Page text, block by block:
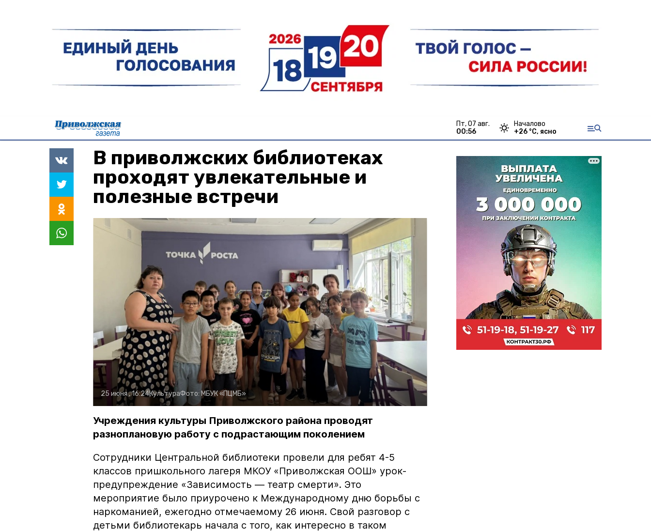
пт, 07 авг.
00:56
Началово
+26 °С, ясно
В приволжских библиотеках
проходят увлекательные и
полезные встречи
25 июня , 16:24КультураФото:МБУК «ПЦМБ»
Учреждения культуры Приволжского района проводят
разноплановую работу с подрастающим поколением
Сотрудники Центральной библиотеки провели для ребят 4-5
классов пришкольного лагеря МКОУ «Приволжская ООШ» урок-
предупреждение «Зависимость — театр смерти». Это
мероприятие было приурочено к Международному дню борьбы с
наркоманией, ежегодно отмечаемому 26 июня. Свой разговор с
детьми библиотекарь начала с того, как интересно в таком